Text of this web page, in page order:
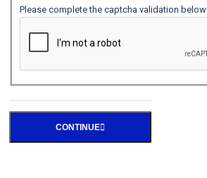
Please complete the captcha validation below
CONTINUE